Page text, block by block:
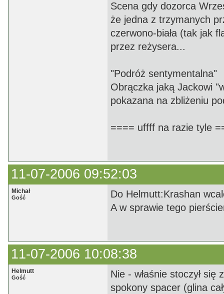
Scena gdy dozorca
że jedna z trzymanych
czerwono-biała (tak jak
przez reżysera...
"Podróż sentymentalna"
Obrączka jaką Jackowi
pokazana na zbliżeniu
==== uffff na razie tyle
11-07-2006 09:52:03
Michał
Gość
Do Helmutt:Krashan
A w sprawie tego
11-07-2006 10:08:38
Helmutt
Gość
Nie - właśnie stoczył się
spokony spacer (glina